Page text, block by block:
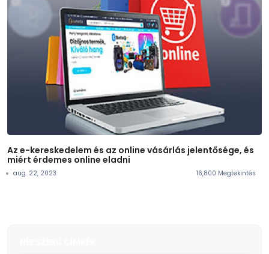
Az e-kereskedelem és az online vásárlás jelentősége, és
miért érdemes online eladni
aug. 22, 2023 16,800 Megtekintés